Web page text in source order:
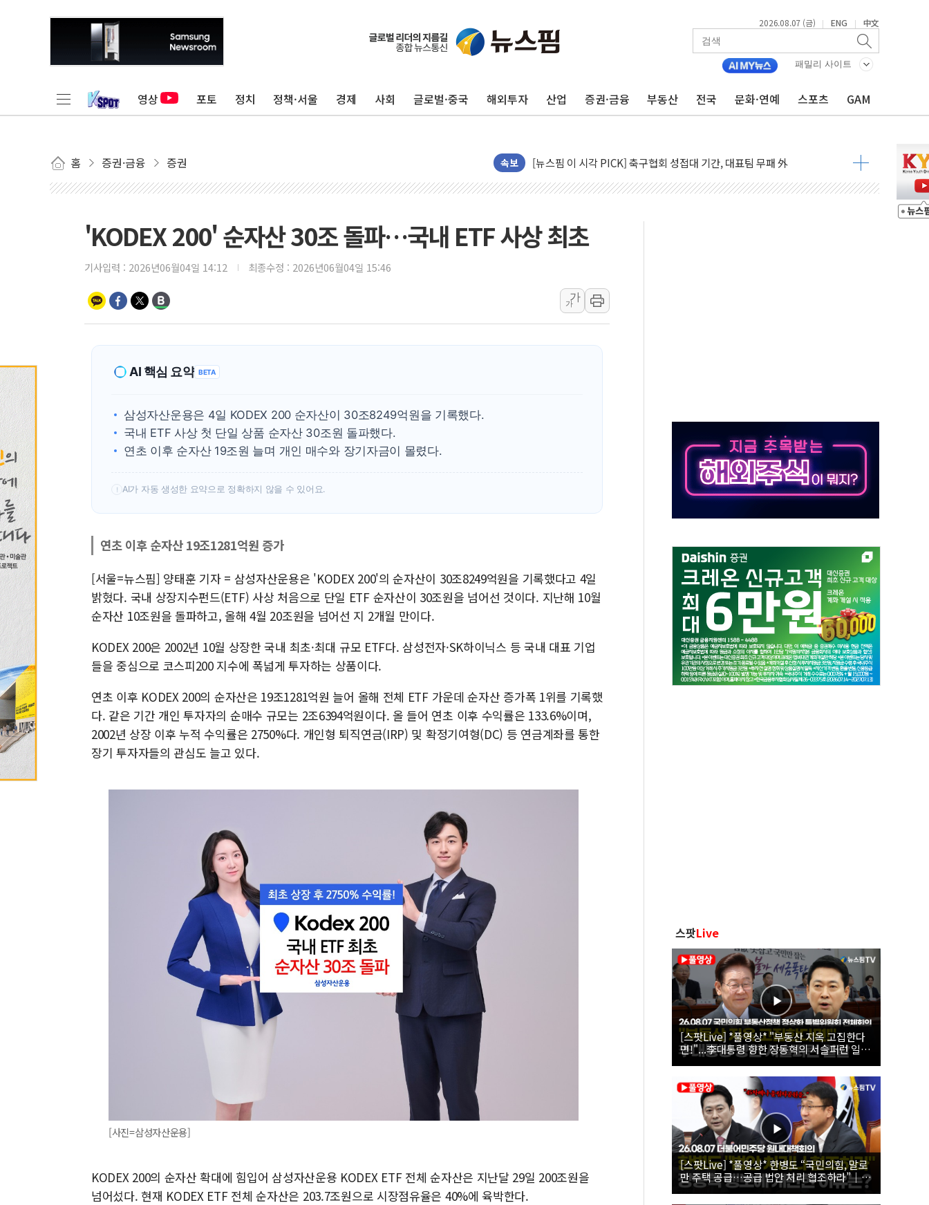
2026.08.07 (금) | ENG | 中文
패밀리 사이트
영상 포토 정치 정책·서울 경제 사회 글로벌·중국 해외투자 산업 증권·금융 부동산 전국 문화·연예 스포츠 GAM
홈 증권·금융 증권 속보
박홍근 "국가재정시스템 안정성 한순간도 흔들려선 안돼"
李대통령, 진급 장성들에게 "내란으로 훼손된 군 신뢰 회복해야"
TBH글로벌, 상반기 매출 1006억원…전년비 13.9% 증가
AI 메모리 향한 뜨거운 관심…SK하이닉스, FMS서 '풀스택' 기술력 과시
"내년 메모리 물량 동났다"…선수금 내걸고 확보 전쟁
현대지에프홀딩스, 자사주 1000억 연내 소각…2분기 영업익 853억
관광객 3000만명 목표인데…외국인 숙박 부가세 환급 앞당겨 종료
[뉴스핌 이 시각 PICK] 축구협회 성접대 기간, 대표팀 무패 外
신인류콘텐츠, 핀란드 AI 기업 Audission Oy와 운영 파트너십 체결
"일부 존치" vs "전면 개발"…서리풀2구역 갈등, 협의 테이블에
[AI 카드뉴스] 기후변화가 바꾼 대한민국 여름
국민의힘 윤리위, '부산 돌려차기 발언' 논란 서범수·진종오 징계절차 개시
수박으로 여름 나는 하마
캠코, 5918억원 규모 압류재산 1506건 공매
'KODEX 200' 순자산 30조 돌파…국내 ETF 사상 최초
기사입력 : 2026년06월04일 14:12 최종수정 : 2026년06월04일 15:46
가
가
AI 핵심 요약 BETA
삼성자산운용은 4일 KODEX 200 순자산이 30조8249억원을 기록했다.
국내 ETF 사상 첫 단일 상품 순자산 30조원 돌파했다.
연초 이후 순자산 19조원 늘며 개인 매수와 장기자금이 몰렸다.
! AI가 자동 생성한 요약으로 정확하지 않을 수 있어요.
연초 이후 순자산 19조1281억원 증가
[서울=뉴스핌] 양태훈 기자 = 삼성자산운용은 'KODEX 200'의 순자산이 30조8249억원을 기록했다고 4일
밝혔다. 국내 상장지수펀드(ETF) 사상 처음으로 단일 ETF 순자산이 30조원을 넘어선 것이다. 지난해 10월
순자산 10조원을 돌파하고, 올해 4월 20조원을 넘어선 지 2개월 만이다.
KODEX 200은 2002년 10월 상장한 국내 최초·최대 규모 ETF다. 삼성전자·SK하이닉스 등 국내 대표 기업
들을 중심으로 코스피200 지수에 폭넓게 투자하는 상품이다.
연초 이후 KODEX 200의 순자산은 19조1281억원 늘어 올해 전체 ETF 가운데 순자산 증가폭 1위를 기록했
다. 같은 기간 개인 투자자의 순매수 규모는 2조6394억원이다. 올 들어 연초 이후 수익률은 133.6%이며,
2002년 상장 이후 누적 수익률은 2750%다. 개인형 퇴직연금(IRP) 및 확정기여형(DC) 등 연금계좌를 통한
장기 투자자들의 관심도 늘고 있다.
[사진=삼성자산운용]
KODEX 200의 순자산 확대에 힘입어 삼성자산운용 KODEX ETF 전체 순자산은 지난달 29일 200조원을
넘어섰다. 현재 KODEX ETF 전체 순자산은 203.7조원으로 시장점유율은 40%에 육박한다.
스팟Live
[스팟Live] *풀영상* "부동산 지옥 고집한다
면!"...李대통령 향한 장동혁의 서슬퍼런 일갈
| 26.08.07 국민의힘 부동산정책 정상화 특별
위원회 전체회의
[스팟Live] *풀영상* 한병도 “국민의힘, 말로
만 주택 공급…공급 법안 처리 협조하라”｜
26.08.07 더불어민주당 원내대책회의